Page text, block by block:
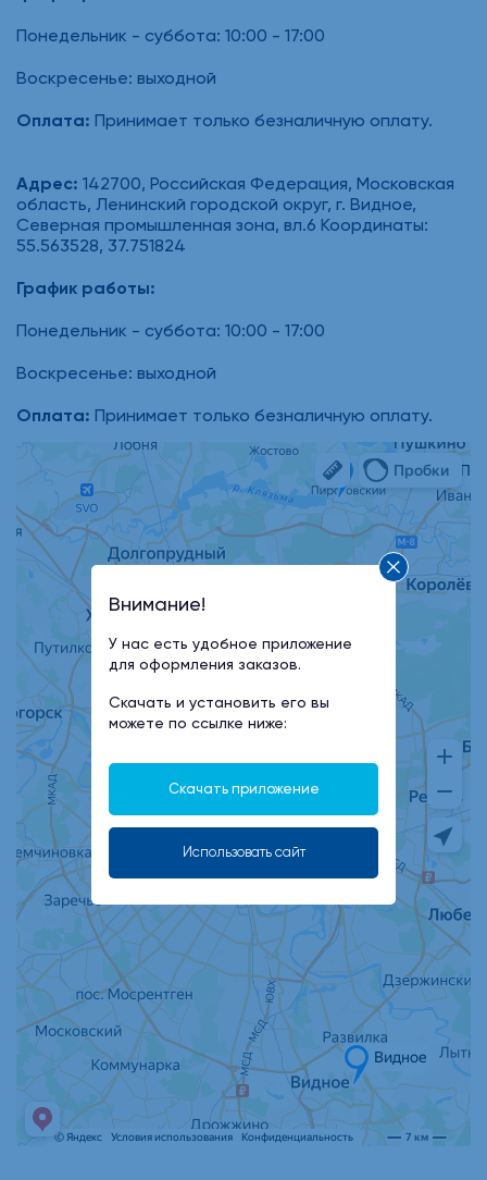
Понедельник - суббота: 10:00 - 17:00
Воскресенье: выходной
Оплата: Принимает только безналичную оплату.
Адрес: 142700, Российская Федерация, Московская
область, Ленинский городской округ, г. Видное,
Северная промышленная зона, вл.6 Координаты:
55.563528, 37.751824
График работы:
Понедельник - суббота: 10:00 - 17:00
Воскресенье: выходной
Оплата: Принимает только безналичную оплату.
Внимание!
У нас есть удобное приложение
для оформления заказов.
Скачать и установить его вы
можете по ссылке ниже:
Скачать приложение
Использовать сайт